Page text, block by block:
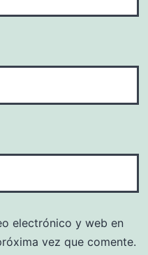
electrónico y web en
vez que comente.